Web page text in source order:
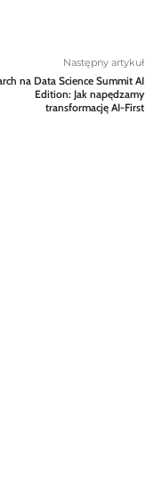
Następny artykuł
na Data Science Summit AI
Edition: Jak napędzamy
transformację AI-First